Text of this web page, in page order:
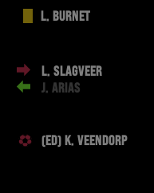
L. BURNET
L. SLAGVEER
J. ARIAS
(ED) K. VEENDORP